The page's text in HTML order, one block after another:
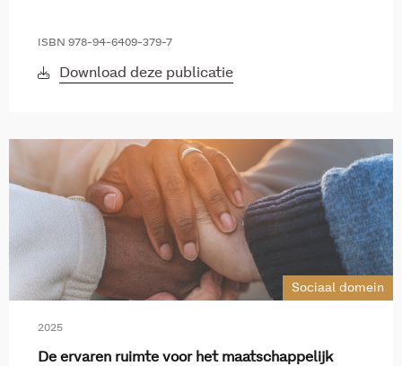
ISBN 978-94-6409-379-7
Download deze publicatie
Sociaal domein
2025
De ervaren ruimte voor het maatschappelijk